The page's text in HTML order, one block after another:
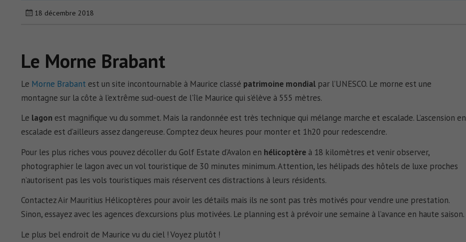
18 décembre 2018
Le Morne Brabant
Le Morne Brabant est un site incontournable à Maurice classé patrimoine mondial par l’UNESCO. Le morne est une
montagne sur la côte à l’extrême sud-ouest de l’île Maurice qui s’élève à 555 mètres.
Le lagon est magnifique vu du sommet. Mais la randonnée est très technique qui mélange marche et escalade. L’ascension en
escalade est d’ailleurs assez dangereuse. Comptez deux heures pour monter et 1h20 pour redescendre.
Pour les plus riches vous pouvez décoller du Golf Estate d’Avalon en hélicoptère à 18 kilomètres et venir observer,
photographier le lagon avec un vol touristique de 30 minutes minimum. Attention, les hélipads des hôtels de luxe proches
n’autorisent pas les vols touristiques mais réservent ces distractions à leurs résidents.
Contactez Air Mauritius Hélicoptères pour avoir les détails mais ils ne sont pas très motivés pour vendre une prestation.
Sinon, essayez avec les agences d’excursions plus motivées. Le planning est à prévoir une semaine à l’avance en haute saison.
Le plus bel endroit de Maurice vu du ciel ! Voyez plutôt !